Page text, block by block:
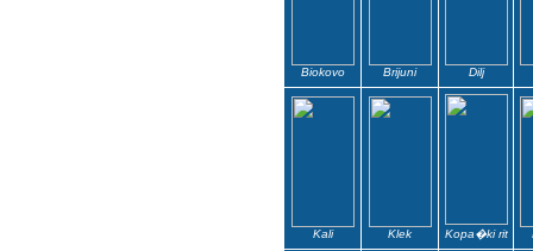
Biokovo Brijuni Dilj
Kali Klek Kopa�ki rit